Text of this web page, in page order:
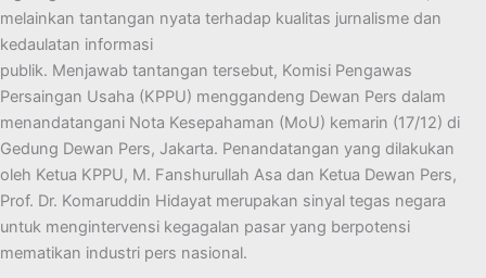
melainkan tantangan nyata terhadap kualitas jurnalisme dan
kedaulatan informasi
publik. Menjawab tantangan tersebut, Komisi Pengawas
Persaingan Usaha (KPPU) menggandeng Dewan Pers dalam
menandatangani Nota Kesepahaman (MoU) kemarin (17/12) di
Gedung Dewan Pers, Jakarta. Penandatangan yang dilakukan
oleh Ketua KPPU, M. Fanshurullah Asa dan Ketua Dewan Pers,
Prof. Dr. Komaruddin Hidayat merupakan sinyal tegas negara
untuk mengintervensi kegagalan pasar yang berpotensi
mematikan industri pers nasional.